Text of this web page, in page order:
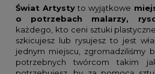
Świat Artysty to wyjątkowe
o potrzebach malarzy,
każdego, kto ceni sztuki
szkicujesz lub rysujesz to jest
jednym miejscu, zgromadziliśmy
potrzebnych twórcom takim